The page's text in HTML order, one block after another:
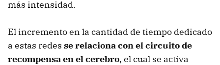
más intensidad.
El incremento en la cantidad de tiempo dedicado
a estas redes se relaciona con el circuito de
recompensa en el cerebro, el cual se activa